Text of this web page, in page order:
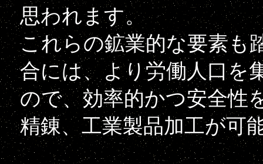
思われます。
これらの鉱業的な要素も
合には、より労働人口を
ので、効率的かつ安全性
精錬、工業製品加工が可